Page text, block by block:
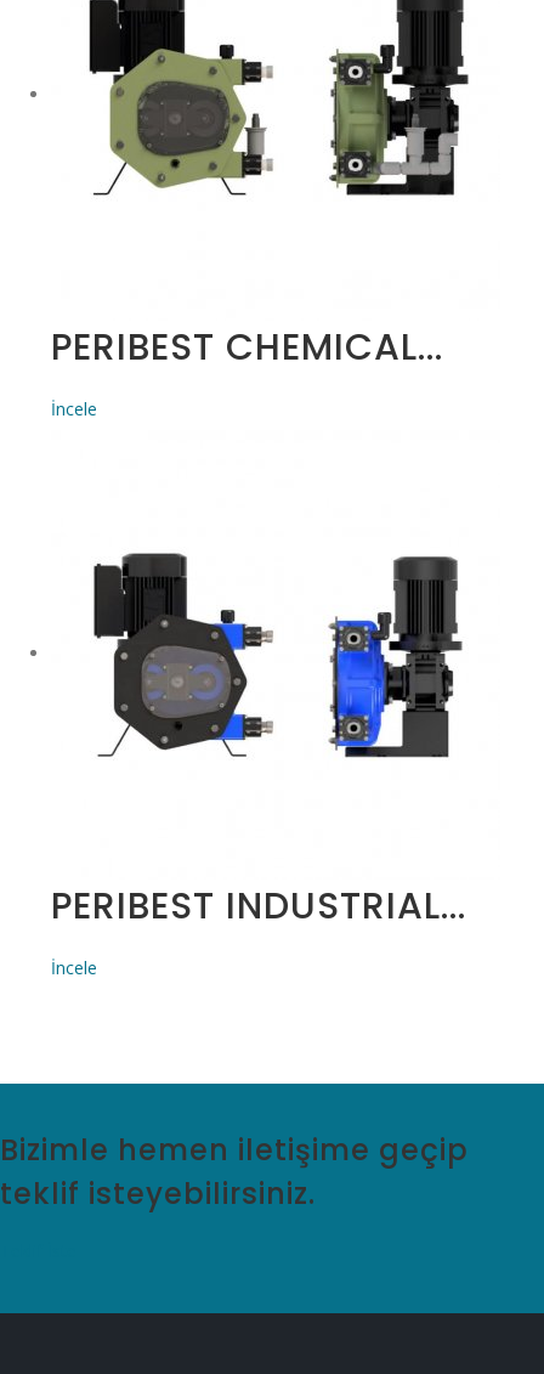
PERIBEST CHEMICAL...
İncele
PERIBEST INDUSTRIAL...
İncele
Bizimle hemen iletişime geçip
teklif isteyebilirsiniz.